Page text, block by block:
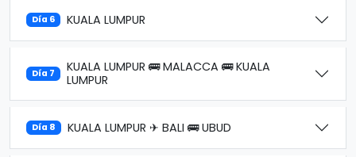
Día 6 KUALA LUMPUR
Día 7
KUALA LUMPUR 🚌 MALACCA 🚌 KUALA
LUMPUR
Día 8 KUALA LUMPUR ✈ BALI 🚌 UBUD